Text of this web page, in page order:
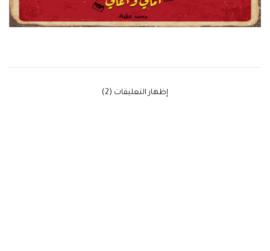
‫إظهار التعليقات (2)